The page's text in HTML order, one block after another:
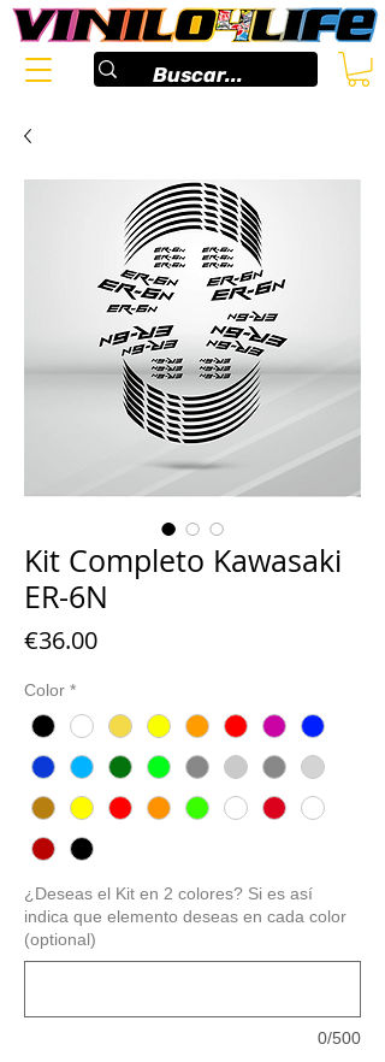
Kit Completo Kawasaki
ER-6N
€36.00Price
Color *
¿Deseas el Kit en 2 colores? Si es así
indica que elemento deseas en cada color
(optional)
0/500